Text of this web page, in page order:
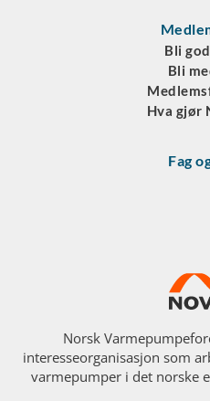
Bli
Bli
Hva gjør
Fag
Norsk
interesseorganisasjon som
varmepumper i det norske